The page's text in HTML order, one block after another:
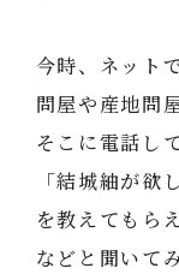
今時、ネット
問屋や産地問
そこに電話して
「結城紬が欲
を教えてもら
などと聞いて